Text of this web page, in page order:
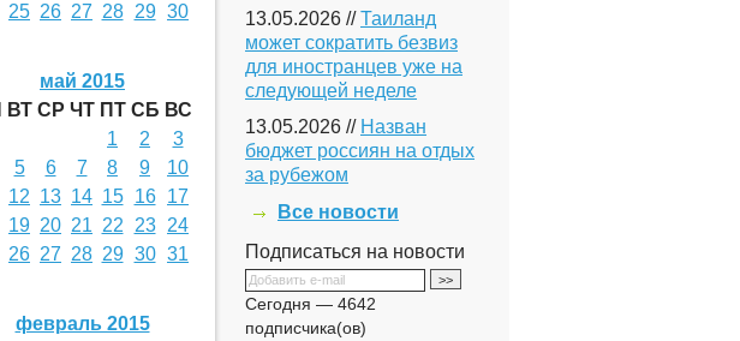
25 26 27 28 29 30
май 2015
ВТ СР ЧТ ПТ СБ ВС
1
2
3
5 6 7 8 9
10
12 13 14 15 16
17
19 20 21 22 23
24
26 27 28 29 30 31
февраль 2015
13.05.2026 //Таиланд
может сократить безвиз
для иностранцев уже на
следующей неделе
13.05.2026 // Назван
бюджет россиян на отдых
за рубежом
Все новости
Подписаться на новости
Сегодня — 4642
подписчика(ов)